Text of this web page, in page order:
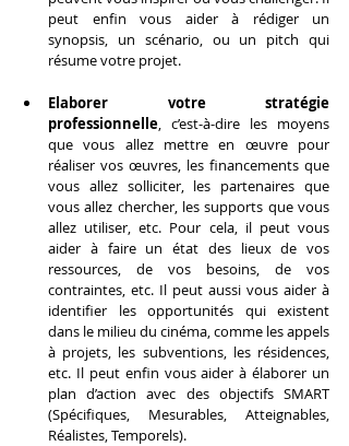
peut enfin vous aider à rédiger un
synopsis, un scénario, ou un pitch qui
résume votre projet.
Elaborer votre stratégie
professionnelle, c’est-à-dire les moyens
que vous allez mettre en œuvre pour
réaliser vos œuvres, les financements que
vous allez solliciter, les partenaires que
vous allez chercher, les supports que vous
allez utiliser, etc. Pour cela, il peut vous
aider à faire un état des lieux de vos
ressources, de vos besoins, de vos
contraintes, etc. Il peut aussi vous aider à
identifier les opportunités qui existent
dans le milieu du cinéma, comme les appels
à projets, les subventions, les résidences,
etc. Il peut enfin vous aider à élaborer un
plan d’action avec des objectifs SMART
(Spécifiques, Mesurables, Atteignables,
Réalistes, Temporels).